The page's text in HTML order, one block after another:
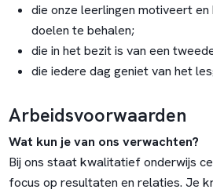
die onze leerlingen motiveert en
doelen te behalen;
die in het bezit is van een
die iedere dag geniet van het
Arbeidsvoorwaarden
Wat kun je van ons verwachten?
Bij ons staat kwalitatief onderwijs
focus op resultaten en relaties. Je